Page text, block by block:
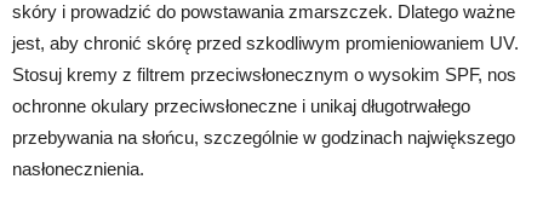
skóry i prowadzić do powstawania zmarszczek. Dlatego ważne
jest, aby chronić skórę przed szkodliwym promieniowaniem UV.
Stosuj kremy z filtrem przeciwsłonecznym o wysokim SPF, nos
ochronne okulary przeciwsłoneczne i unikaj długotrwałego
przebywania na słońcu, szczególnie w godzinach największego
nasłonecznienia.